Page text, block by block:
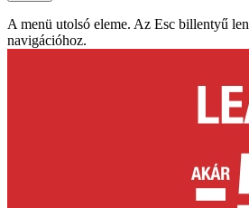
A menü utolsó eleme. Az Esc billentyű
navigációhoz.